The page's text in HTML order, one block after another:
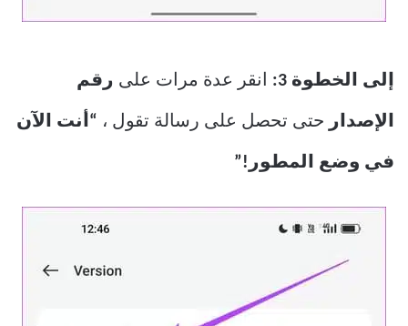
إلى الخطوة 3: انقر عدة مرات على رقم
الإصدار حتى تحصل على رسالة تقول ، “أنت الآن
في وضع المطور!”